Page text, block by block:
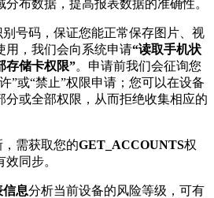
布数据，提高报表数据的准确性。
号码，保证您能正常保存图片、视
用，我们会向系统申请“读取手机状
存储卡权限”。申请前我们会征询您
”或“禁止”权限申请；您可以在设备
分或全部权限，从而拒绝收集相应的
需获取您的GET_ACCOUNTS权
同步。
信息分析当前设备的风险等级，可有